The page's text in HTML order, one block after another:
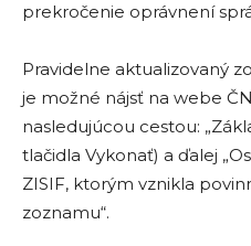
prekročenie oprávnení
Pravidelne aktualizovaný
je možné nájsť na webe
nasledujúcou cestou:
tlačidla Vykonať) a ďalej
ZISIF, ktorým vznikla
zoznamu“.